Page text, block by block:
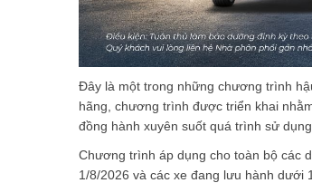
Đây là một trong những chương trình
hãng, chương trình được triển khai
đồng hành xuyên suốt quá trình sử
Chương trình áp dụng cho toàn bộ các
1/8/2026 và các xe đang lưu hành dưới